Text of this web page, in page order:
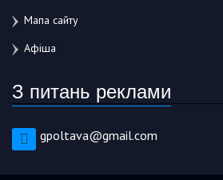
Мапа сайту
Афіша
З питань реклами
gpoltava@gmail.com